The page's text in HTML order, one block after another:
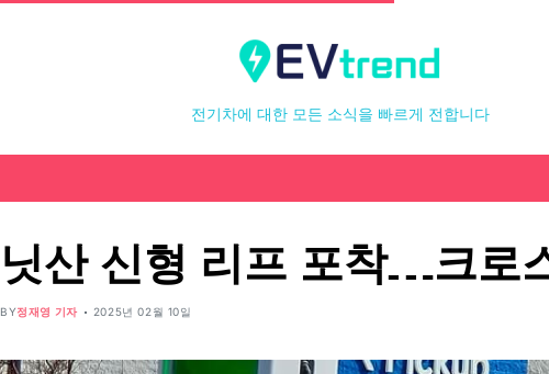
전기차에 대한 모든 소식을 빠르게 전합니다
닛산 신형 리프 포착…크로
BY정재영 기자 2025년 02월 10일